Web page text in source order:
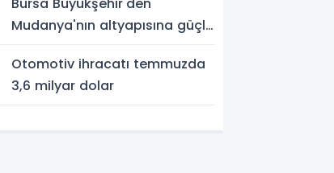
Mudanya'nın altyapısına güçlü
Otomotiv ihracatı temmuzda
3,6 milyar dolar